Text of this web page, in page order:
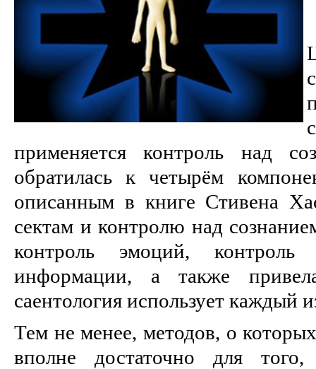
применяется контроль над
обратилась к четырём
описанным в книге Стивена
сектам и контролю над
контроль эмоций,
информации, а также
саентология использует каждый
Тем не менее, методов, о
вполне достаточно для